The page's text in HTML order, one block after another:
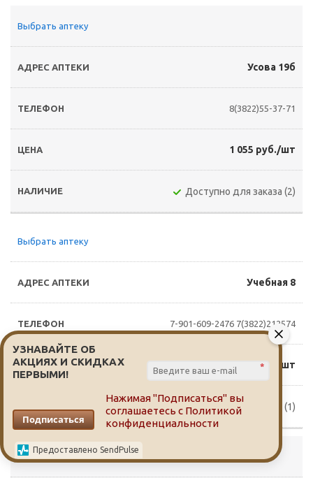
Выбрать аптеку
Усова 19б
8(3822)55-37-71
1 055 руб./шт
Доступно для заказа (2)
Выбрать аптеку
Учебная 8
7-901-609-2476 7(3822)212574
1 050 руб./шт
Доступно для заказа (1)
Выбрать аптеку
УЗНАВАЙТЕ ОБ
АКЦИЯХ И СКИДКАХ
ПЕРВЫМИ!
*
Подписаться
Нажимая "Подписаться" вы
соглашаетесь с Политикой
конфиденциальности
Предоставлено SendPulse